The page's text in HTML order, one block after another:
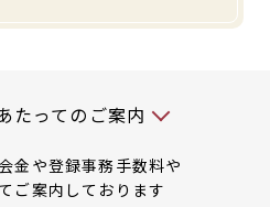
の料金が必要です
たってのご案内
金や登録事務手数料や
ご案内しております